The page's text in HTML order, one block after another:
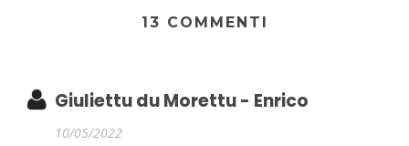
13 COMMENTI
Giuliettu du Morettu - Enrico
10/05/2022